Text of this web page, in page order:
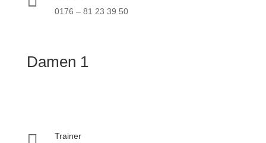
0176 – 81 23 39 50
Damen 1
Trainer